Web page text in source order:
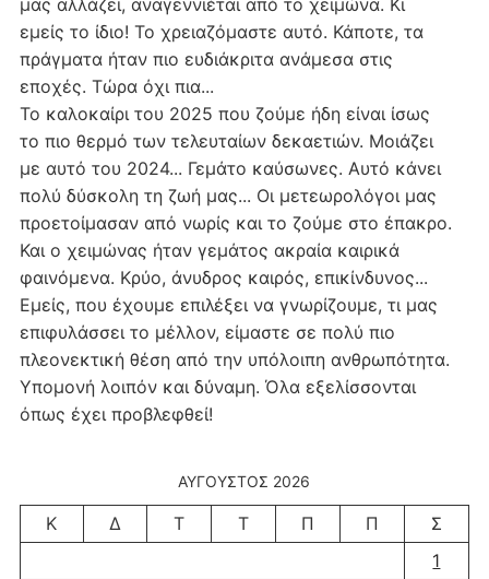
μας αλλάζει, αναγεννιέται από το χειμώνα. Κι
εμείς το ίδιο! Το χρειαζόμαστε αυτό. Κάποτε, τα
πράγματα ήταν πιο ευδιάκριτα ανάμεσα στις
εποχές. Τώρα όχι πια...
Το καλοκαίρι του 2025 που ζούμε ήδη είναι ίσως
το πιο θερμό των τελευταίων δεκαετιών. Μοιάζει
με αυτό του 2024... Γεμάτο καύσωνες. Αυτό κάνει
πολύ δύσκολη τη ζωή μας... Οι μετεωρολόγοι μας
προετοίμασαν από νωρίς και το ζούμε στο έπακρο.
Και ο χειμώνας ήταν γεμάτος ακραία καιρικά
φαινόμενα. Κρύο, άνυδρος καιρός, επικίνδυνος...
Εμείς, που έχουμε επιλέξει να γνωρίζουμε, τι μας
επιφυλάσσει το μέλλον, είμαστε σε πολύ πιο
πλεονεκτική θέση από την υπόλοιπη ανθρωπότητα.
Υπομονή λοιπόν και δύναμη. Όλα εξελίσσονται
όπως έχει προβλεφθεί!
ΑΎΓΟΥΣΤΟΣ 2026
Κ Δ Τ Τ Π Π
Σ
1